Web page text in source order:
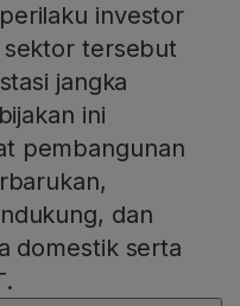
investor
sektor tersebut
jangka
ini
pembangunan
dan
domestik serta